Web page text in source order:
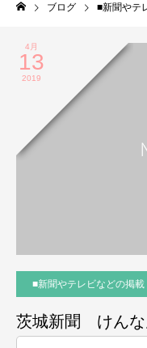
ブログ ■新聞やテ
4月
13
2019
■新聞やテレビなどの掲載
茨城新聞 けんな